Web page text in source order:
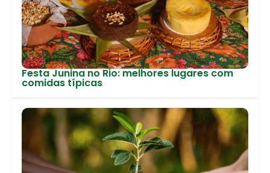
Festa Junina no Rio: melhores lugares com
comidas típicas